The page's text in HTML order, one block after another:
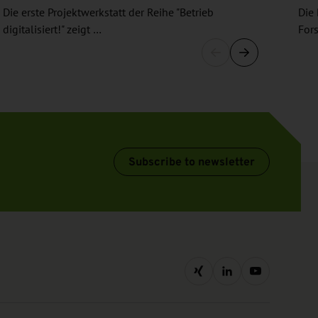
Die erste Projektwerkstatt der Reihe "Betrieb
digitalisiert!" zeigt …
Die
Subscribe to newsletter